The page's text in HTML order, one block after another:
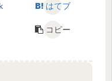
はてブ
コピー